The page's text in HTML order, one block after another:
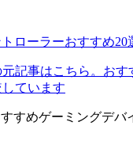
トローラーおすすめ20
記事はこちら。おす
ています
すめゲーミングデバ